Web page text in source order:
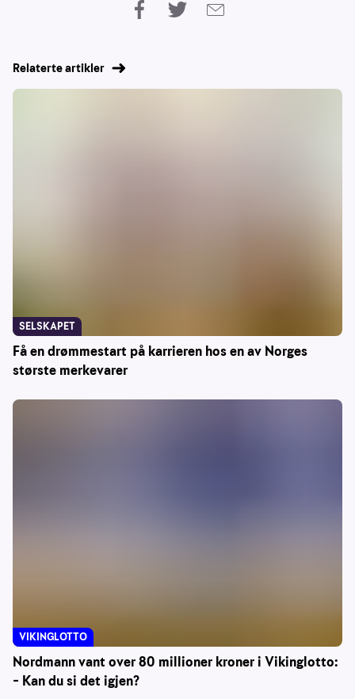
Relaterte artikler
Få en drømmestart på karrieren hos en av Norges
største merkevarer
SELSKAPET
Nordmann vant over 80 millioner kroner i Vikinglotto:
– Kan du si det igjen?
VIKINGLOTTO